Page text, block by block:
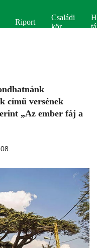
Riport
Családi
kör
című versének
„Az ember fáj a